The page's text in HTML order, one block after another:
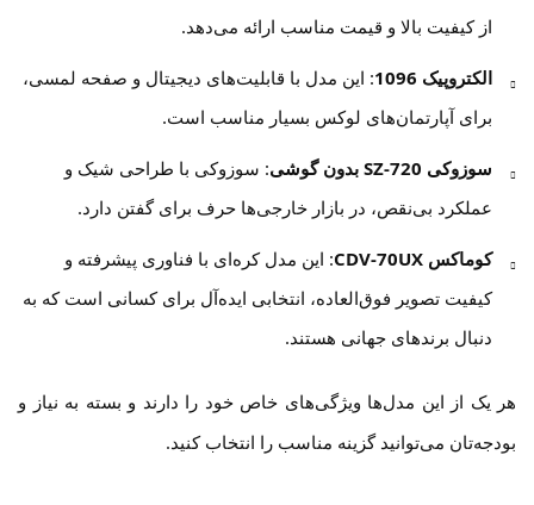
از کیفیت بالا و قیمت مناسب ارائه می‌دهد.
الکتروپیک 1096
: این مدل با قابلیت‌های دیجیتال و صفحه لمسی،
برای آپارتمان‌های لوکس بسیار مناسب است.
سوزوکی SZ-720 بدون گوشی
: سوزوکی با طراحی شیک و
عملکرد بی‌نقص، در بازار خارجی‌ها حرف برای گفتن دارد.
کوماکس CDV-70UX
: این مدل کره‌ای با فناوری پیشرفته و
کیفیت تصویر فوق‌العاده، انتخابی ایده‌آل برای کسانی است که به
دنبال برندهای جهانی هستند.
هر یک از این مدل‌ها ویژگی‌های خاص خود را دارند و بسته به نیاز و
بودجه‌تان می‌توانید گزینه مناسب را انتخاب کنید.